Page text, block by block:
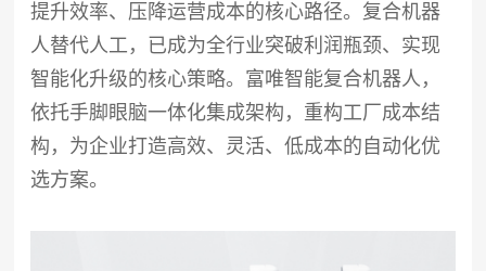
提升效率、压降运营成本的核心路径。复合机器
人替代人工，已成为全行业突破利润瓶颈、实现
智能化升级的核心策略。富唯智能复合机器人，
依托手脚眼脑一体化集成架构，重构工厂成本结
构，为企业打造高效、灵活、低成本的自动化优
选方案。